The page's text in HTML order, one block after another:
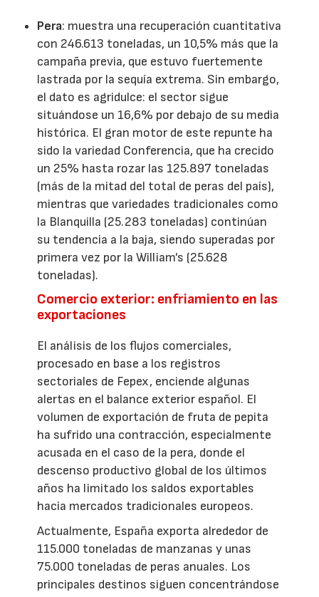
Pera: muestra una recuperación cuantitativa
con 246.613 toneladas, un 10,5% más que la
campaña previa, que estuvo fuertemente
lastrada por la sequía extrema. Sin embargo,
el dato es agridulce: el sector sigue
situándose un 16,6% por debajo de su media
histórica. El gran motor de este repunte ha
sido la variedad Conferencia, que ha crecido
un 25% hasta rozar las 125.897 toneladas
(más de la mitad del total de peras del país),
mientras que variedades tradicionales como
la Blanquilla (25.283 toneladas) continúan
su tendencia a la baja, siendo superadas por
primera vez por la William's (25.628
toneladas).
Comercio exterior: enfriamiento en las
exportaciones
El análisis de los flujos comerciales,
procesado en base a los registros
sectoriales de Fepex, enciende algunas
alertas en el balance exterior español. El
volumen de exportación de fruta de pepita
ha sufrido una contracción, especialmente
acusada en el caso de la pera, donde el
descenso productivo global de los últimos
años ha limitado los saldos exportables
hacia mercados tradicionales europeos.
Actualmente, España exporta alrededor de
115.000 toneladas de manzanas y unas
75.000 toneladas de peras anuales. Los
principales destinos siguen concentrándose